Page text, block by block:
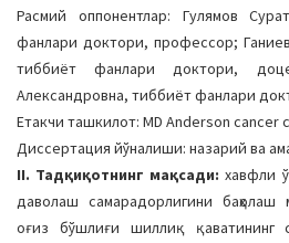
Расмий оппонентлар: Гулямов
фанлари доктори, профессор;
тиббиёт фанлари доктори,
Александровна, тиббиёт фанлари
Етакчи ташкилот: MD Anderson cancer
Диссертация йўналиши: назарий ва
II. Тадқиқотнинг мақсади: хавфли
даволаш самарадорлигини
оғиз бўшлиғи шиллиқ қаватининг